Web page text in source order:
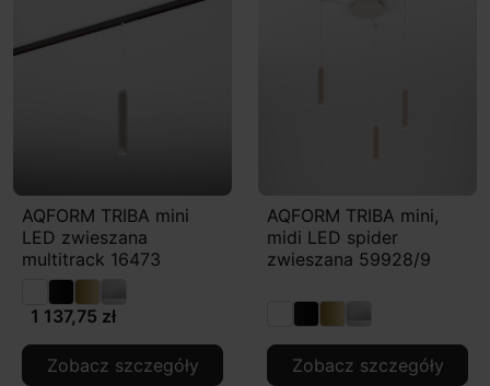
AQFORM TRIBA mini
LED zwieszana
multitrack 16473
1 137,75 zł
Zobacz szczegóły
AQFORM TRIBA mini,
midi LED spider
zwieszana 59928/9
Zobacz szczegóły